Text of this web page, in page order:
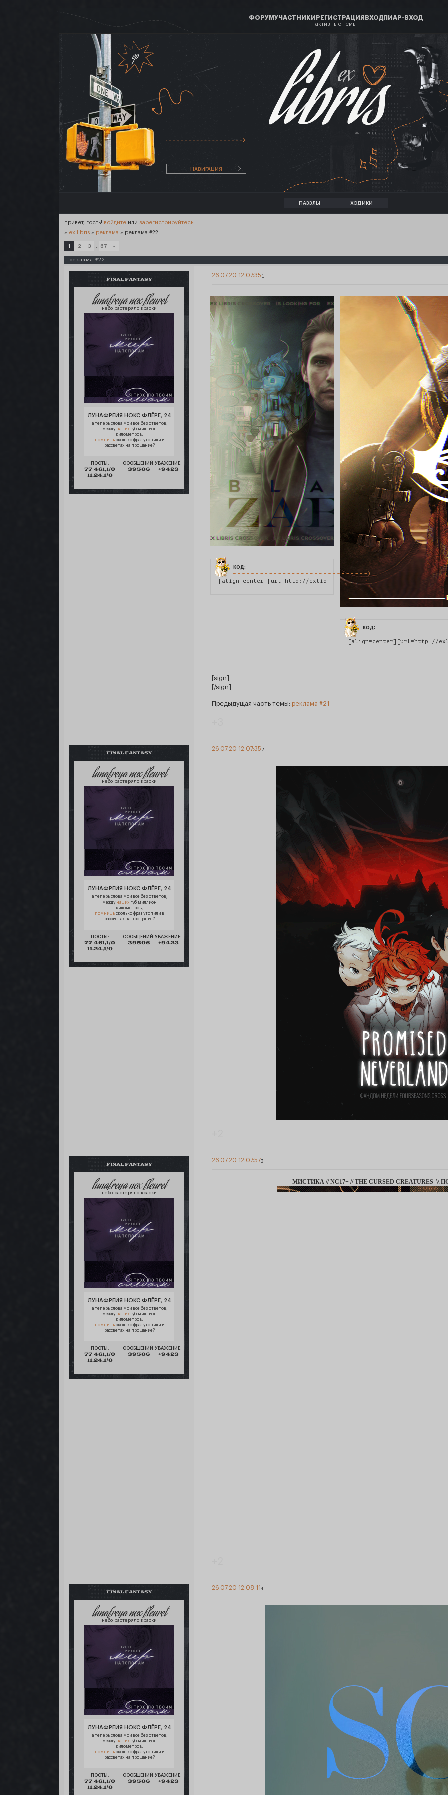
ФОРУМ УЧАСТНИКИ РЕГИСТРАЦИЯ ВХОД ПИАР-ВХОД
активные темы
ex
SINCE 2019
НАВИГАЦИЯ
ПАЗЗЛЫ ХЭДИКИ
привет, гость! войдите или зарегистрируйтесь
» ex libris » реклама » реклама #22
1 2 3 … 67 »
реклама #22
FINAL FANTASY
lunafreya nox fleuret
небо растеряло краски
ЛУНАФРЕЙЯ НОКС ФЛЁРЕ, 24
а теперь слова мои все без ответов,
между нашихгуб миллион
километров,
помнишьсколько фраз утопили в
рассветах на прощание?
ПОСТЫ:
77 461,1/0
11.24,1/0
СООБЩЕНИЙ:
39506
УВАЖЕНИЕ:
+9423
1
26.07.20 12:07:35
код:
[align=center][url=http://exlibris.rusff.me/
код:
[align=center][url=http://
[sign]
[/sign]
Предыдущая часть темы: реклама #21
FINAL FANTASY
lunafreya nox fleuret
небо растеряло краски
ЛУНАФРЕЙЯ НОКС ФЛЁРЕ, 24
а теперь слова мои все без ответов,
между нашихгуб миллион
километров,
помнишьсколько фраз утопили в
рассветах на прощание?
ПОСТЫ:
77 461,1/0
11.24,1/0
СООБЩЕНИЙ:
39506
УВАЖЕНИЕ:
+9423
2
26.07.20 12:07:35
FINAL FANTASY
lunafreya nox fleuret
небо растеряло краски
ЛУНАФРЕЙЯ НОКС ФЛЁРЕ, 24
а теперь слова мои все без ответов,
между нашихгуб миллион
километров,
помнишьсколько фраз утопили в
рассветах на прощание?
ПОСТЫ:
77 461,1/0
11.24,1/0
СООБЩЕНИЙ:
39506
УВАЖЕНИЕ:
+9423
3
26.07.20 12:07:57
МИСТИКА // NC17+ // THE CURSED CREATURES \\
FINAL FANTASY
lunafreya nox fleuret
небо растеряло краски
ЛУНАФРЕЙЯ НОКС ФЛЁРЕ, 24
а теперь слова мои все без ответов,
между нашихгуб миллион
километров,
помнишьсколько фраз утопили в
рассветах на прощание?
ПОСТЫ:
77 461,1/0
11.24,1/0
СООБЩЕНИЙ:
39506
УВАЖЕНИЕ:
+9423
4
26.07.20 12:08:11